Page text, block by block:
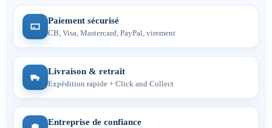
Paiement sécurisé
CB, Visa, Mastercard, PayPal, virement
Livraison & retrait
Expédition rapide + Click and Collect
Entreprise de confiance